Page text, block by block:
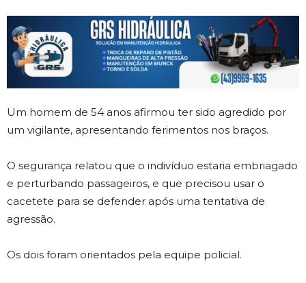
Um homem de 54 anos afirmou ter sido agredido por
um vigilante, apresentando ferimentos nos braços.
O segurança relatou que o indivíduo estaria embriagado
e perturbando passageiros, e que precisou usar o
cacetete para se defender após uma tentativa de
agressão.
Os dois foram orientados pela equipe policial.